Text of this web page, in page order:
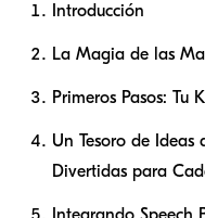
Introducción
La Magia de las
Primeros Pasos: Tu
Un Tesoro de Ideas
Divertidas para